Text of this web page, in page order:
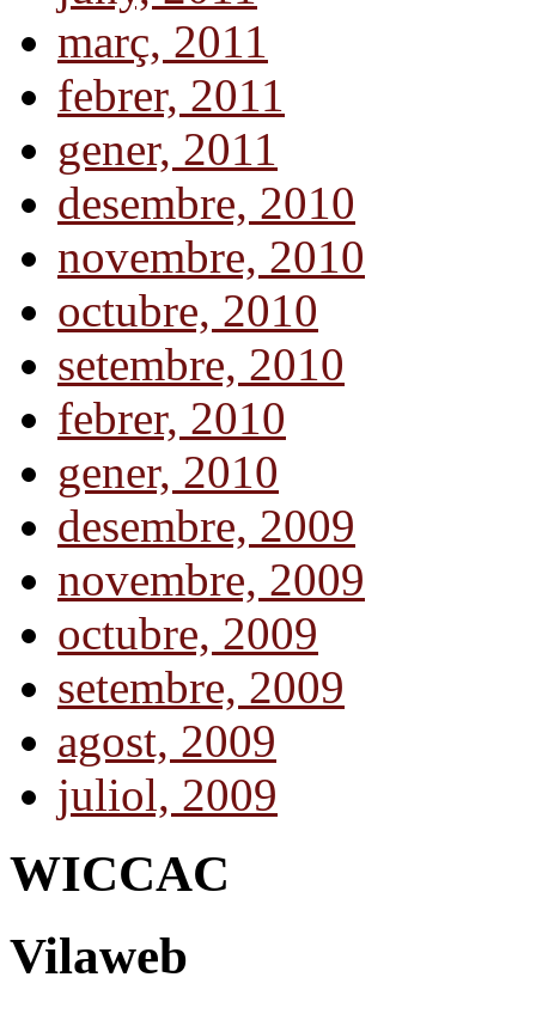
març, 2011
febrer, 2011
gener, 2011
desembre, 2010
novembre, 2010
octubre, 2010
setembre, 2010
febrer, 2010
gener, 2010
desembre, 2009
novembre, 2009
octubre, 2009
setembre, 2009
agost, 2009
juliol, 2009
WICCAC
Vilaweb